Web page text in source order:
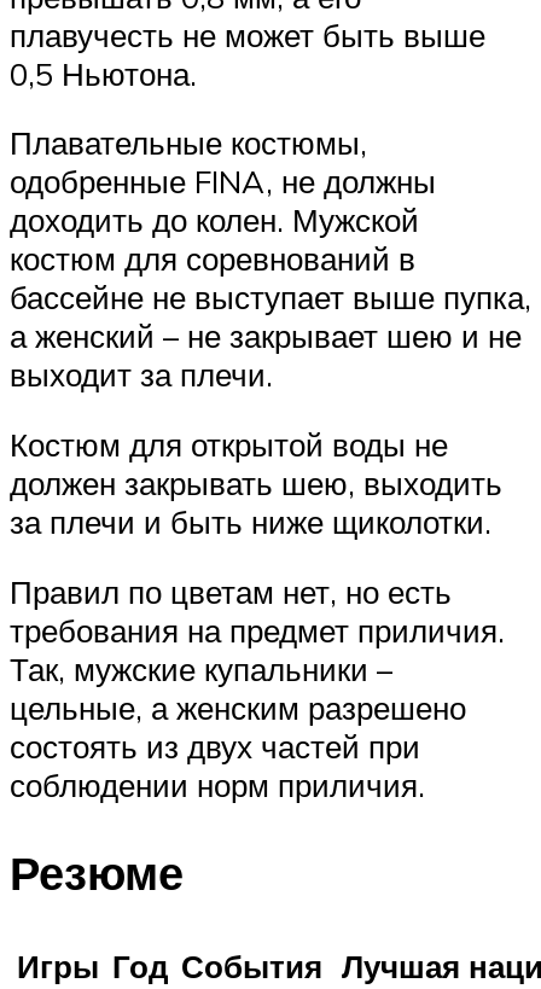
плавучесть не может быть выше
0,5 Ньютона.
Плавательные костюмы,
одобренные FINA, не должны
доходить до колен. Мужской
костюм для соревнований в
бассейне не выступает выше пупка,
а женский – не закрывает шею и не
выходит за плечи.
Костюм для открытой воды не
должен закрывать шею, выходить
за плечи и быть ниже щиколотки.
Правил по цветам нет, но есть
требования на предмет приличия.
Так, мужские купальники –
цельные, а женским разрешено
состоять из двух частей при
соблюдении норм приличия.
Резюме
Игры Год События Лучшая